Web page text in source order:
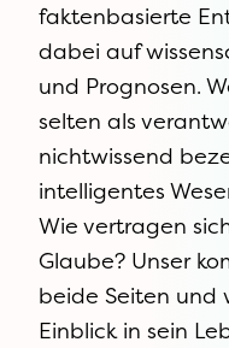
faktenbasierte
dabei auf
und Prognosen.
selten als
nichtwissend
intelligentes
Wie vertragen
Glaube? Unser
beide Seiten und
Einblick in sein